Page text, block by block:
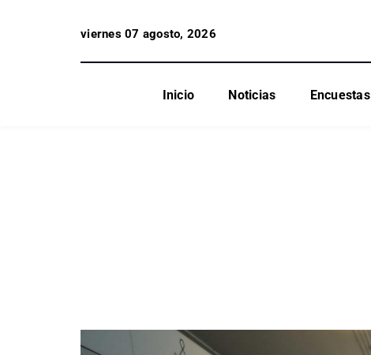
viernes 07 agosto, 2026
Inicio Noticias Encuestas